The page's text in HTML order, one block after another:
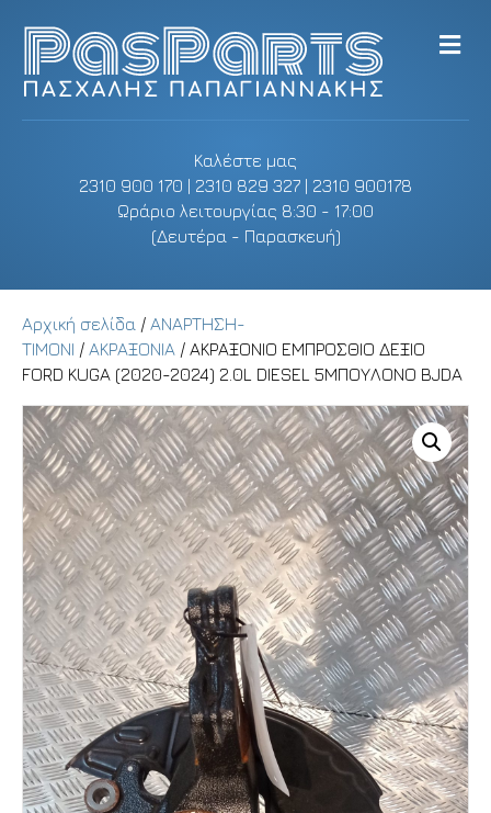
Καλέστε μας
2310 900 170 | 2310 829 327 | 2310 900178
Ωράριο λειτουργίας 8:30 - 17:00
(Δευτέρα - Παρασκευή)
M
e
Αρχική σελίδα / ΑΝΑΡΤΗΣΗ-
ΤΙΜΟΝΙ / ΑΚΡΑΞΟΝΙΑ / ΑΚΡΑΞΟΝΙΟ ΕΜΠΡΟΣΘΙΟ ΔΕΞΙΟ
FORD KUGA (2020-2024) 2.0L DIESEL 5ΜΠΟΥΛΟΝΟ BJDA